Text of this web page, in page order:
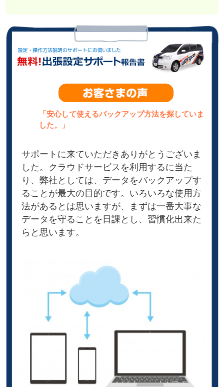
「安心して使えるバックアップ方法を探していま
した。」
サポートに来ていただきありがとうございま
した。クラウドサービスを利用するに当た
り、弊社としては、データをバックアップす
ることが最大の目的です。いろいろな使用方
法があるとは思いますが、まずは一番大事な
データを守ることを日課とし、習慣化出来た
らと思います。